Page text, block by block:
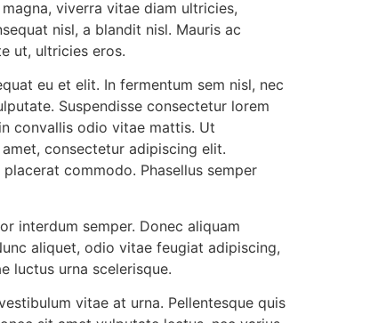
viverra vitae diam ultricies,
nisl, a blandit nisl. Mauris ac
ut, ultricies eros.
eu et elit. In fermentum sem nisl, nec
Suspendisse consectetur lorem
convallis odio vitae mattis. Ut
consectetur adipiscing elit.
commodo. Phasellus semper
interdum semper. Donec aliquam
aliquet, odio vitae feugiat adipiscing,
luctus urna scelerisque.
vitae at urna. Pellentesque quis